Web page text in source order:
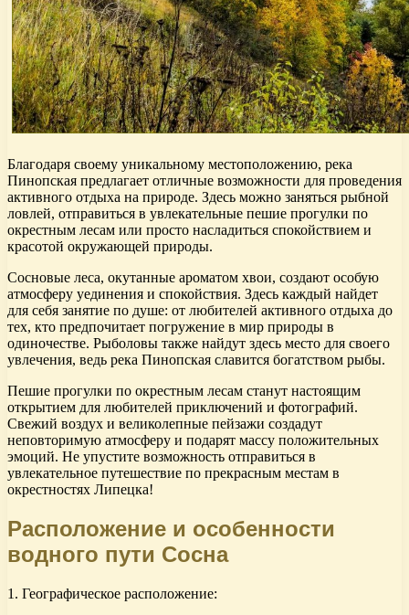
Благодаря своему уникальному местоположению, река
Пинопская предлагает отличные возможности для проведения
активного отдыха на природе. Здесь можно заняться рыбной
ловлей, отправиться в увлекательные пешие прогулки по
окрестным лесам или просто насладиться спокойствием и
красотой окружающей природы.
Сосновые леса, окутанные ароматом хвои, создают особую
атмосферу уединения и спокойствия. Здесь каждый найдет
для себя занятие по душе: от любителей активного отдыха до
тех, кто предпочитает погружение в мир природы в
одиночестве. Рыболовы также найдут здесь место для своего
увлечения, ведь река Пинопская славится богатством рыбы.
Пешие прогулки по окрестным лесам станут настоящим
открытием для любителей приключений и фотографий.
Свежий воздух и великолепные пейзажи создадут
неповторимую атмосферу и подарят массу положительных
эмоций. Не упустите возможность отправиться в
увлекательное путешествие по прекрасным местам в
окрестностях Липецка!
Расположение и особенности
водного пути Сосна
1. Географическое расположение: